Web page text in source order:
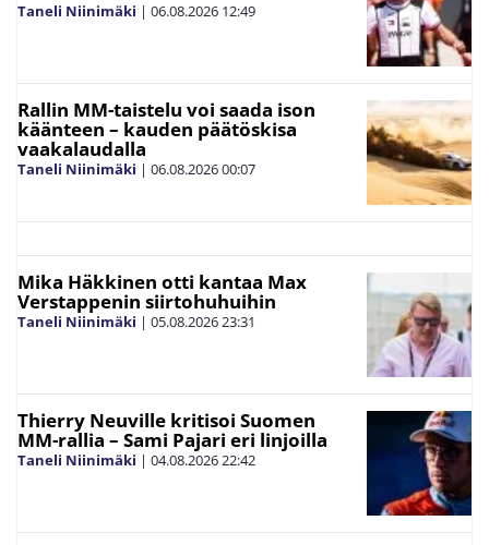
Taneli Niinimäki | 06.08.2026 12:49
Rallin MM-taistelu voi saada ison
käänteen – kauden päätöskisa
vaakalaudalla
Taneli Niinimäki | 06.08.202600:07
Mika Häkkinen otti kantaa Max
Verstappenin siirtohuhuihin
Taneli Niinimäki | 05.08.202623:31
Thierry Neuville kritisoi Suomen
MM-rallia – Sami Pajari eri linjoilla
Taneli Niinimäki | 04.08.202622:42